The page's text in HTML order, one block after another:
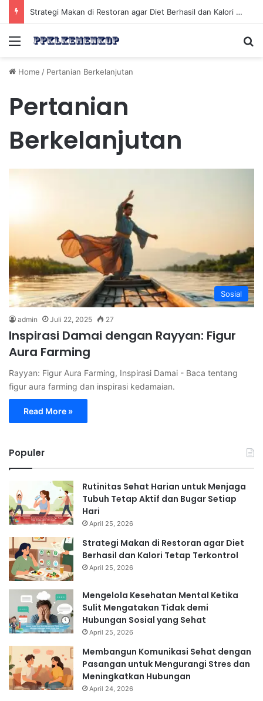
Strategi Makan di Restoran agar Diet Berhasil dan Kalori Tetap Terkontrol
Menu
Home / Pertanian Berkelanjutan
Pertanian
Berkelanjutan
Sosial
admin Juli 22, 2025 27
Inspirasi Damai dengan Rayyan: Figur
Aura Farming
Rayyan: Figur Aura Farming, Inspirasi Damai - Baca tentang
figur aura farming dan inspirasi kedamaian.
Read More »
Populer
Rutinitas Sehat Harian untuk Menjaga
Tubuh Tetap Aktif dan Bugar Setiap
Hari
April 25, 2026
Strategi Makan di Restoran agar Diet
Berhasil dan Kalori Tetap Terkontrol
April 25, 2026
Mengelola Kesehatan Mental Ketika
Sulit Mengatakan Tidak demi
Hubungan Sosial yang Sehat
April 25, 2026
Membangun Komunikasi Sehat dengan
Pasangan untuk Mengurangi Stres dan
Meningkatkan Hubungan
April 24, 2026